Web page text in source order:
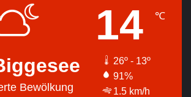
Bewölkung
14 ℃
26º - 13º
91%
1.5 km/h